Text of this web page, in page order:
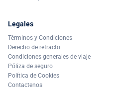
Legales
Términos y Condiciones
Derecho de retracto
Condiciones generales de viaje
Póliza de seguro
Política de Cookies
Contactenos